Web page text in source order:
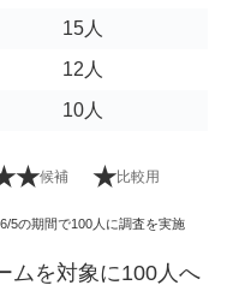
15人
12人
10人
候補 ★比較用
5の期間で100人に調査を実施
ムを対象に100人へ